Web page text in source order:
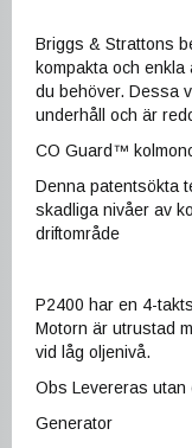
Briggs & Strattons
kompakta och
du behöver. Dessa
underhåll och är
CO Guard™
Denna patentsökta
skadliga nivåer av
driftområde
P2400 har en 4-
Motorn är utrustad
vid låg oljenivå.
Obs Levereras utan
Generator